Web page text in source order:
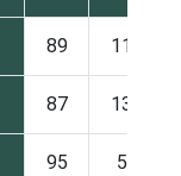
89 11
87 13
95 5